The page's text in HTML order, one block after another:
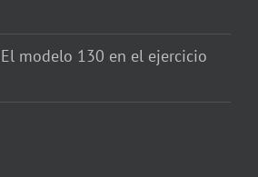
El modelo 130 en el ejercicio